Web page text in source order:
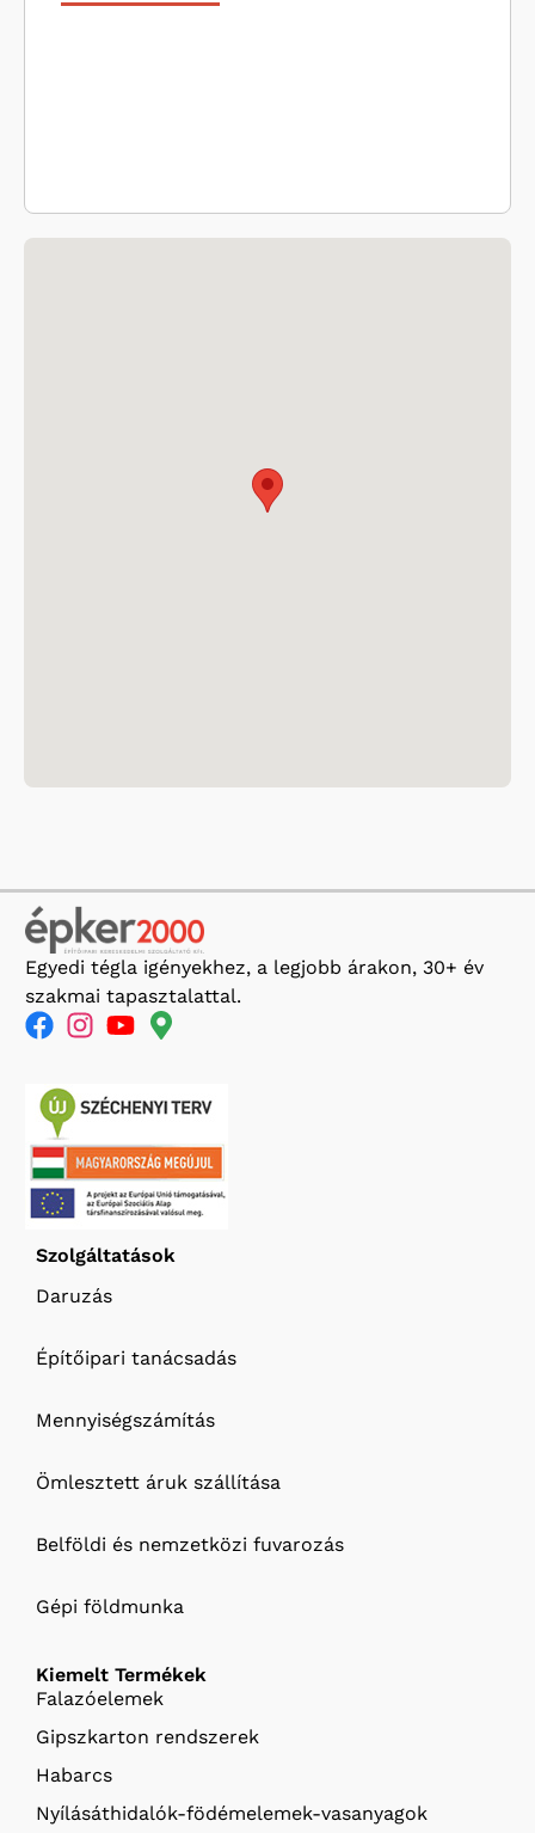
Egyedi tégla igényekhez, a legjobb árakon, 30+ év
szakmai tapasztalattal.
Szolgáltatások
Daruzás
Építőipari tanácsadás
Mennyiségszámítás
Ömlesztett áruk szállítása
Belföldi és nemzetközi fuvarozás
Gépi földmunka
Kiemelt Termékek
Falazóelemek
Gipszkarton rendszerek
Habarcs
Nyílásáthidalók-födémelemek-vasanyagok